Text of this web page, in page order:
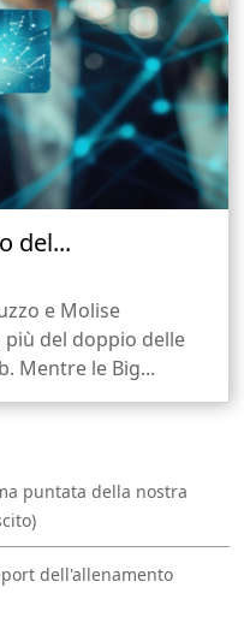
del...
e Molise
più del doppio delle
Mentre le Big...
puntata della nostra
dell'allenamento